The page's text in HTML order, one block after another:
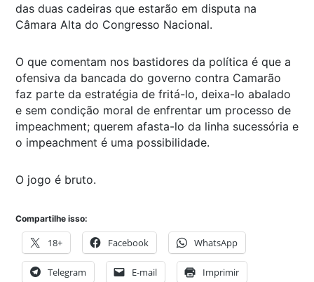
das duas cadeiras que estarão em disputa na
Câmara Alta do Congresso Nacional.
O que comentam nos bastidores da política é que a
ofensiva da bancada do governo contra Camarão
faz parte da estratégia de fritá-lo, deixa-lo abalado
e sem condição moral de enfrentar um processo de
impeachment; querem afasta-lo da linha sucessória e
o impeachment é uma possibilidade.
O jogo é bruto.
Compartilhe isso:
18+ Facebook WhatsApp
Telegram E-mail Imprimir